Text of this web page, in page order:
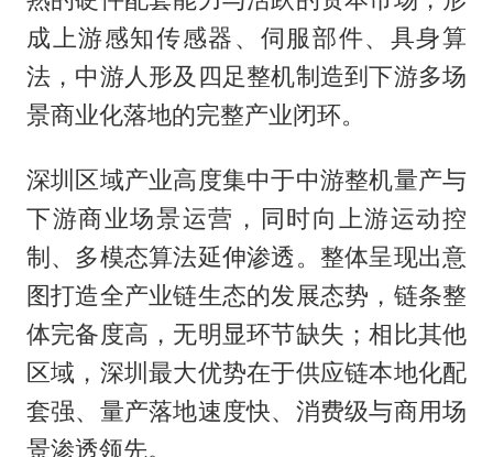
成上游感知传感器、伺服部件、具身算
法，中游人形及四足整机制造到下游多场
景商业化落地的完整产业闭环。
深圳区域产业高度集中于中游整机量产与
下游商业场景运营，同时向上游运动控
制、多模态算法延伸渗透。整体呈现出意
图打造全产业链生态的发展态势，链条整
体完备度高，无明显环节缺失；相比其他
区域，深圳最大优势在于供应链本地化配
套强、量产落地速度快、消费级与商用场
景渗透领先。